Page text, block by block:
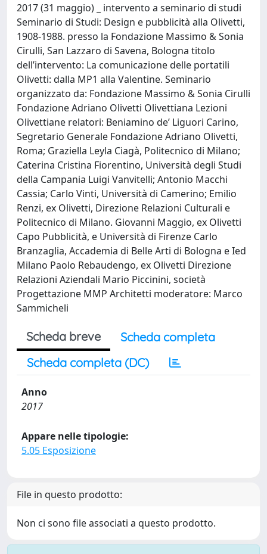
2017 (31 maggio) _ intervento a seminario di studi
Seminario di Studi: Design e pubblicità alla Olivetti,
1908-1988. presso la Fondazione Massimo & Sonia
Cirulli, San Lazzaro di Savena, Bologna titolo
dell’intervento: La comunicazione delle portatili
Olivetti: dalla MP1 alla Valentine. Seminario
organizzato da: Fondazione Massimo & Sonia Cirulli
Fondazione Adriano Olivetti Olivettiana Lezioni
Olivettiane relatori: Beniamino de’ Liguori Carino,
Segretario Generale Fondazione Adriano Olivetti,
Roma; Graziella Leyla Ciagà, Politecnico di Milano;
Caterina Cristina Fiorentino, Università degli Studi
della Campania Luigi Vanvitelli; Antonio Macchi
Cassia; Carlo Vinti, Università di Camerino; Emilio
Renzi, ex Olivetti, Direzione Relazioni Culturali e
Politecnico di Milano. Giovanni Maggio, ex Olivetti
Capo Pubblicità, e Università di Firenze Carlo
Branzaglia, Accademia di Belle Arti di Bologna e Ied
Milano Paolo Rebaudengo, ex Olivetti Direzione
Relazioni Aziendali Mario Piccinini, società
Progettazione MMP Architetti moderatore: Marco
Sammicheli
Scheda breve
Scheda completa
Scheda completa (DC)
Anno
2017
Appare nelle tipologie:
5.05 Esposizione
File in questo prodotto:
Non ci sono file associati a questo prodotto.